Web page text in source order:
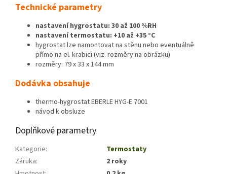
Technické parametry
nastavení hygrostatu: 30 až 100 %RH
nastavení termostatu: +10 až +35 °C
hygrostat lze namontovat na stěnu nebo eventuálně
přímo na el. krabici (viz. rozměry na obrázku)
rozměry: 79 x 33 x 144 mm
Dodávka obsahuje
thermo-hygrostat EBERLE HYG-E 7001
návod k obsluze
Doplňkové parametry
Kategorie:
Termostaty
Záruka:
2 roky